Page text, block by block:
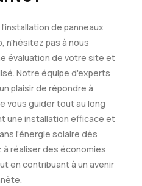
de panneaux
n'hésitez pas à nous
évaluation de votre site et
Notre équipe d'experts
plaisir de répondre à
vous guider tout au long
une installation efficace et
l'énergie solaire dès
réaliser des économies
en contribuant à un avenir